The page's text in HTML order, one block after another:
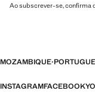
Ao subscrever-se, confirma
MOZAMBIQUE·
INSTAGRAMFACEBOOK